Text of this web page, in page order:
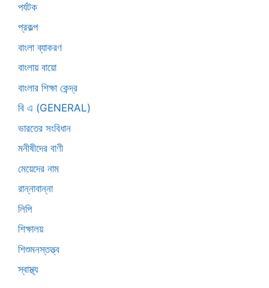
পর্যটক
প্রকল্প
বাংলা ব্যাকরণ
বাংলায় বায়ো
বাংলার শিক্ষা কেন্দ্র
বি এ (GENERAL)
ভারতের সংবিধান
মনীষীদের বাণী
মেয়েদের নাম
রান্নাবান্না
লিপি
শিক্ষালয়
শিশুমনস্তত্ত্ব
স্বাস্থ্য